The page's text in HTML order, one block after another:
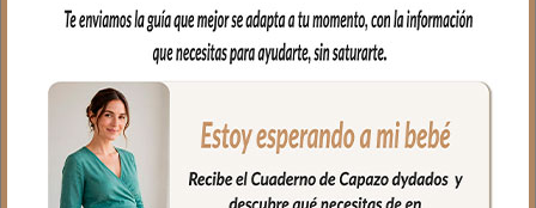
impermeable, muy fácil de limpiar por
dentro y por fuera con paño húmedo y
cuando necesites puedes lavar en
lavadora siempre agua fría jabones no
abrasivos y secado al natural.
Bolsillos interiores en los dos lados, y para